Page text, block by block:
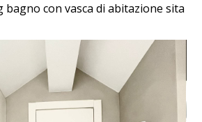
con vasca di abitazione sita